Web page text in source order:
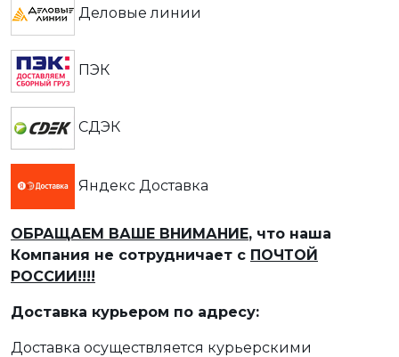
Деловые линии
ПЭК
СДЭК
Яндекс Доставка
ОБРАЩАЕМ ВАШЕ ВНИМАНИЕ, что наша
Компания не сотрудничает с ПОЧТОЙ
РОССИИ!!!!
Доставка курьером по адресу:
Доставка осуществляется курьерскими